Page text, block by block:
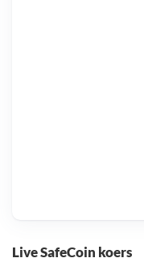
Live SafeCoin koers